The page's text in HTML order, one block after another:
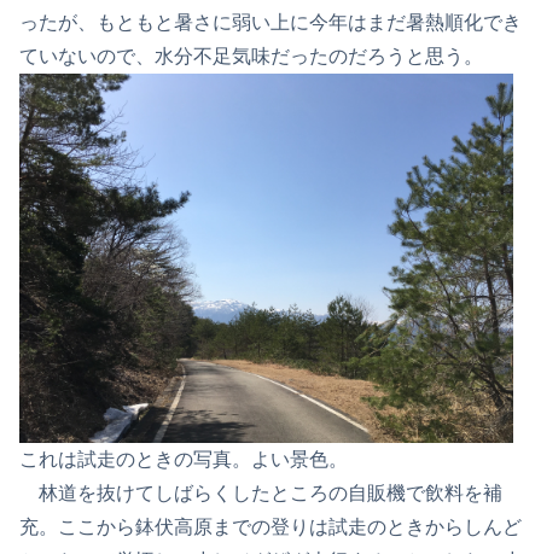
ったが、もともと暑さに弱い上に今年はまだ暑熱順化でき
ていないので、水分不足気味だったのだろうと思う。
これは試走のときの写真。よい景色。
林道を抜けてしばらくしたところの自販機で飲料を補
充。ここから鉢伏高原までの登りは試走のときからしんど